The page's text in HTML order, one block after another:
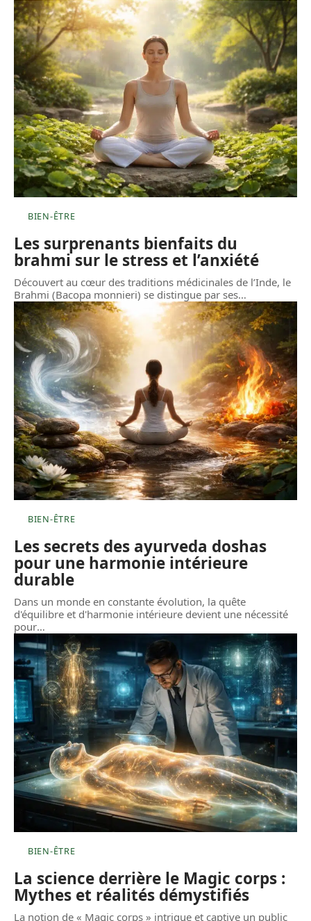
BIEN-ÊTRE
Les surprenants bienfaits du
brahmi sur le stress et l’anxiété
Découvert au cœur des traditions médicinales de l’Inde, le
Brahmi (Bacopa monnieri) se distingue par ses…
BIEN-ÊTRE
Les secrets des ayurveda doshas
pour une harmonie intérieure
durable
Dans un monde en constante évolution, la quête
d'équilibre et d'harmonie intérieure devient une nécessité
pour…
BIEN-ÊTRE
La science derrière le Magic corps :
Mythes et réalités démystifiés
La notion de « Magic corps » intrigue et captive un public